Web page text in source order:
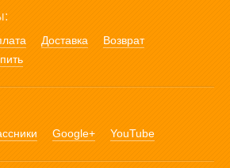
Доставка
Возврат
Google+ YouTube